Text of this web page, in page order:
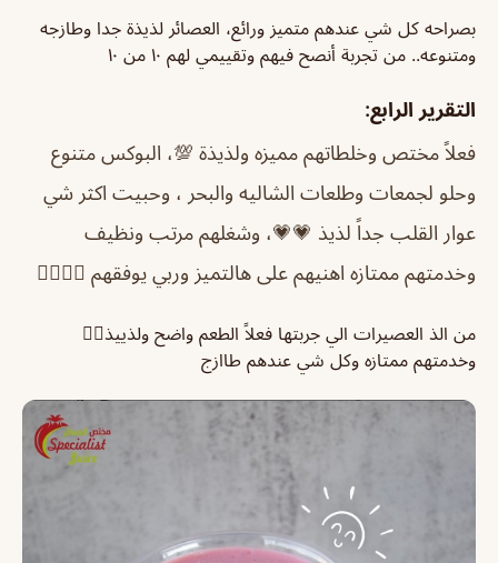
بصراحه كل شي عندهم متميز ورائع، العصائر لذيذة جدا وطازجه
ومتنوعه.. من تجربة أنصح فيهم وتقييمي لهم ١٠ من ١٠
التقرير الرابع:
فعلاً مختص وخلطاتهم مميزه ولذيذة 💯، البوكس متنوع
وحلو لجمعات وطلعات الشاليه والبحر ، وحبيت اكثر شي
عوار القلب جداً لذيذ 💗💗، وشغلهم مرتب ونظيف
وخدمتهم ممتازه اهنيهم على هالتميز وربي يوفقهم 👌🏻🌸💗
من الذ العصيرات الي جربتها فعلاً الطعم واضح ولذييذ👍🏼
وخدمتهم ممتازه وكل شي عندهم طاازج